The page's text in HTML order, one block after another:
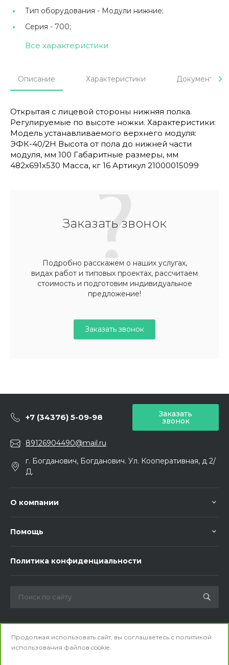
Тип оборудования - Модули нижние;
Серия - 700;
Все характеристики
Описание Характеристики Документы
Открытая с лицевой стороны нижняя полка.
Регулируемые по высоте ножки. Характеристики:
Модель устанавливаемого верхнего модуля:
ЭФК-40/2Н Высота от пола до нижней части
модуля, мм 100 Габаритные размеры, мм
482x691x530 Масса, кг 16 Артикул 21000015099
Заказать звонок
Подробно расскажем о наших услугах,
видах работ и типовых проектах, рассчитаем
стоимость и подготовим индивидуальное
предложение!
Заказать звонок
+7 (34376) 5-09-98 Заказать
звонок
89126904490@mail.ru
г. Богданович, Богданович. Ул. Кооперативная, д 2/
Д.
О компании
Помощь
Политика конфиденциальности
Мы в соц. сетях
Продолжая использовать сайт, вы соглашаетесь с политикой
использования файлов cookie.